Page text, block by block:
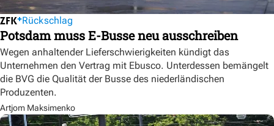
Rückschlag
Potsdam muss E-Busse neu ausschreiben
Wegen anhaltender Lieferschwierigkeiten kündigt das
Unternehmen den Vertrag mit Ebusco. Unterdessen bemängelt
die BVG die Qualität der Busse des niederländischen
Produzenten.
Artjom Maksimenko